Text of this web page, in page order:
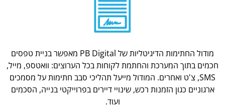
מודול החתימות הדיגיטליות של PB Digital מאפשר בניית טפסים
חכמים בתוך המערכת והחתמת לקוחות בכל הערוצים: וואטספ, מייל,
SMS, צ'ט ואחרים. המודול מייעל תהליכי סבב חתימות על מסמכים
ארגוניים כגון הזמנות רכש, שינויי דיירים בפרוייקטי בנייה, הסכמים
ועוד.